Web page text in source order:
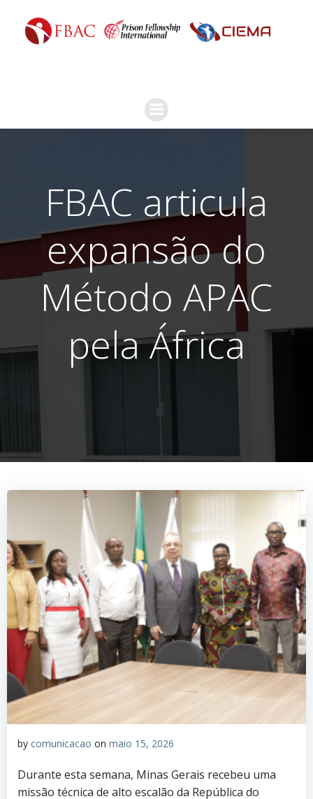
FBAC articula
expansão do
Método APAC
pela África
by comunicacao on maio 15, 2026
Durante esta semana, Minas Gerais recebeu uma
missão técnica de alto escalão da República do